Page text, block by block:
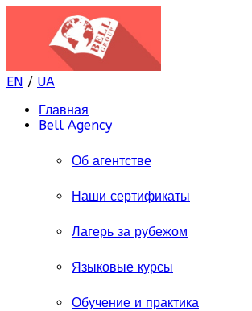
EN / UA
Главная
Bell Agency
Об агентстве
Наши сертификаты
Лагерь за рубежом
Языковые курсы
Обучение и практика